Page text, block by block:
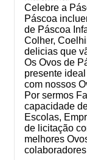
Celebre a
Páscoa
de Páscoa
Colher,
delicias que
Os Ovos de
presente
com nossos
Por sermos
capacidade
Escolas,
de licitação
melhores